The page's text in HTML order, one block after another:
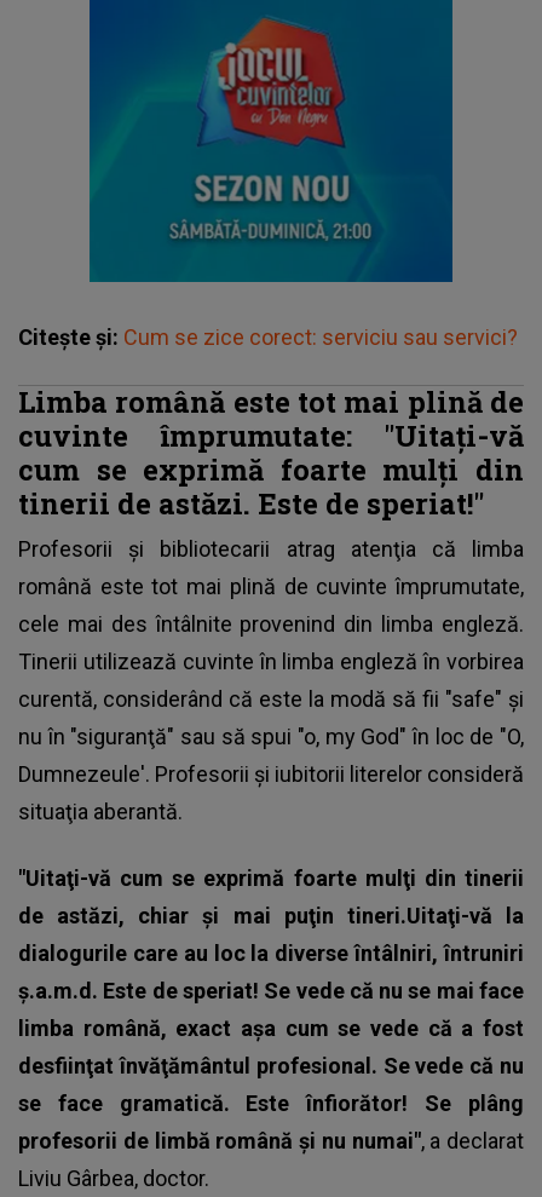
Citește și: Cum se zice corect: serviciu sau servici?
Limba română este tot mai plină de
cuvinte împrumutate: "Uitaţi-vă
cum se exprimă foarte mulţi din
tinerii de astăzi. Este de speriat!"
Profesorii şi bibliotecarii atrag atenţia că limba
română este tot mai plină de cuvinte împrumutate,
cele mai des întâlnite provenind din limba engleză.
Tinerii utilizează cuvinte în limba engleză în vorbirea
curentă, considerând că este la modă să fii "safe" şi
nu în "siguranţă" sau să spui "o, my God" în loc de "O,
Dumnezeule'. Profesorii şi iubitorii literelor consideră
situaţia aberantă.
"Uitaţi-vă cum se exprimă foarte mulţi din tinerii
de astăzi, chiar şi mai puţin tineri.Uitaţi-vă la
dialogurile care au loc la diverse întâlniri, întruniri
ş.a.m.d. Este de speriat! Se vede că nu se mai face
limba română, exact aşa cum se vede că a fost
desfiinţat învăţământul profesional. Se vede că nu
se face gramatică. Este înfiorător! Se plâng
profesorii de limbă română şi nu numai", a declarat
Liviu Gârbea, doctor.